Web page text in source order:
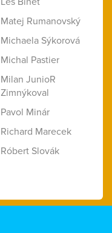
Matej Rumanovský
Michaela Sýkorová
Michal Pastier
Milan JunioR
Zimnýkoval
Pavol Minár
Richard Marecek
Róbert Slovák